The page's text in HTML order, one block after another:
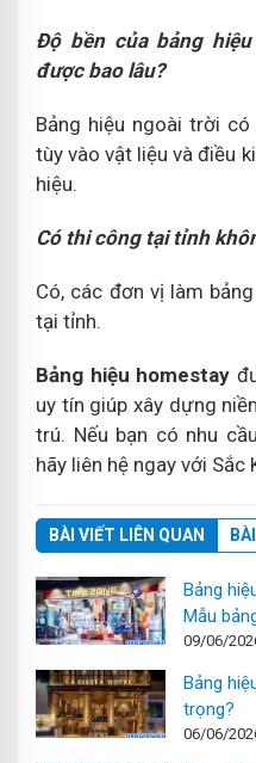
Độ bền của bảng
được bao lâu?
Bảng hiệu ngoài trời
tùy vào vật liệu và điều
hiệu.
Có thi công tại tỉnh
Có, các đơn vị làm
tại tỉnh.
Bảng hiệu homestay
uy tín giúp xây dựng
trú. Nếu bạn có nhu
hãy liên hệ ngay với
BÀI VIẾT LIÊN QUAN
Bảng
Mẫu
09/06/
Bảng
trọng?
06/06/